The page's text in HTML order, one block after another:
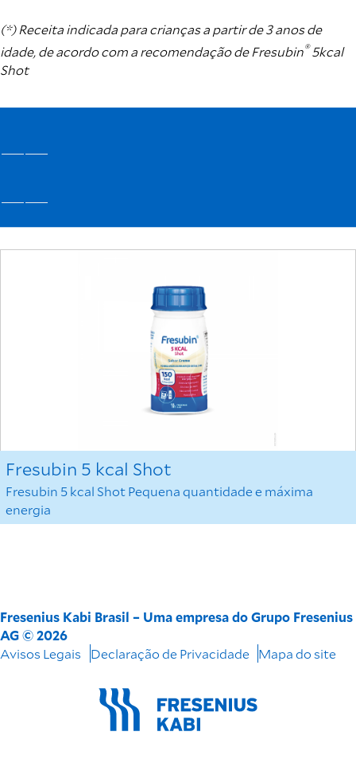
(*) Receita indicada para crianças a partir de 3 anos de
idade, de acordo com a recomendação de Fresubin®5kcal
Shot
Fresubin 5 kcal Shot
Fresubin 5 kcal Shot Pequena quantidade e máxima
energia
Fresenius Kabi Brasil – Uma empresa do Grupo Fresenius
AG © 2026
Avisos Legais
Declaração de Privacidade Mapa do site